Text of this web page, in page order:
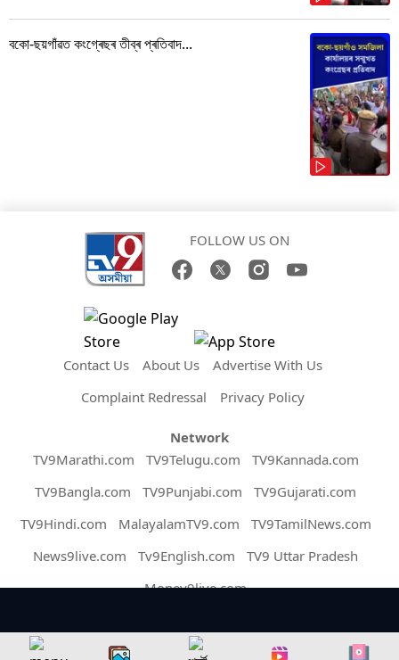
বকো-ছয়গাঁৱত কংগ্ৰেছৰ তীব্ৰ প্ৰতিবাদ...
FOLLOW US ON
Contact Us About Us
Advertise With Us
Complaint Redressal
Privacy Policy
Network
TV9Marathi.com
TV9Telugu.com
TV9Kannada.com
TV9Bangla.com
TV9Punjabi.com
TV9Gujarati.com
TV9Hindi.com
MalayalamTV9.com
TV9TamilNews.com
News9live.com
Tv9English.com
TV9 Uttar Pradesh
Money9live.com